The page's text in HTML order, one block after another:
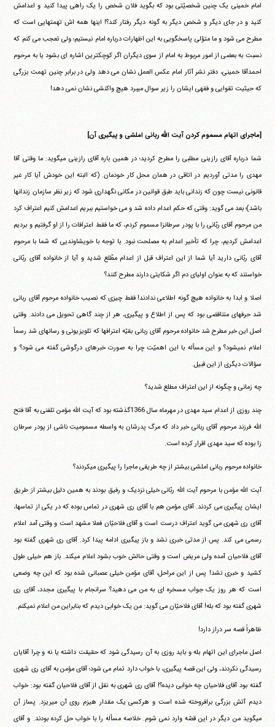
امام خمینی یک چنین شخصیّتی بود که بگوید فلان شخص را یک راهی پیدا کنید و اعدامش
کنید و در جای دیگر و شخص دیگر به گونه دیگر رفتار کند؟! اینها همه اش تهمتهایی است که
مطرح می شود و ما متوّلی پاسخگویی به این اظهارات درباره امام نیستیم؛ ولی تعجب می کنم که
نسبت به بعضی از امور مربوط به امام از سوی دیگران اگر کوچکترین اشاره ای بشود یا به مرحوم
احمدآقا خمینی، دفتر نشر آثار امام عکس العمل نشان می دهد ولی در برابر چنین تهمت بزرگی
که حیثیت تقوایی و فقهی ایشان را زیر سوال میبرد هیچ واکنشی نشان نمی دهد!
[ماجرای اتهام مسموم کردن آیت الله ربانی املشی و پیگیری آن]
شما درباره آقای رازینی مطلبی را مطرح کردید؛ در همین باره آقای رازینی میگوید: ما وقتی آقا
مهدی را مدتی آوردیم در اتاقی در همان محل کار خودمان. (که البته این خودش آیا کار غیر
قانونی نیست چون که زندانی باید طبق قوانین در مکانی نگهداری شود که زیر نظر سازمان زندانها
باشد)؛ بعد می گوید: وقتی که حکم اعدام داده شد و می خواستیم ببریم اعدامش کنیم اعتراف کرد
من مرحوم آقای ربّانی را با پودر سرطانزا مسموم کردم، که ما فقط اعترافات را از او گرفتیم و بردیم
اعدامش کردیم، چرا که تأخیر اعدام به مصلحت نبود. با توجه با خویشاوندیی که شما با مرحوم
آقای ربّانی دارید آیا شما از این اعتراف قبل از اعدام مطّلع شدید و آیا از خانواده آقای ربّانی
خواستند که به عنوان اولیای دم اگر شکایتی دارند مطرح کنند؟
اصلا و ابدا به خانواده هیچ گونه اطلاعی ندادند! فقط چیزی که نصیب خانواده مرحوم آقای ربانی
شد حرفهای متناقضی بود که پس از اطلاع و پیگیری، هر از چند گاهی تحویل می دادند. وقتی
اصل این خبر مطرح شد خانواده مرحوم آقای ربانی بقیّه اعترافها که تلویزیونی و رسانهای شد رسماً
اعلام نمیشود؟ و این مسأله با این اهمیّت چرا به صورت خبرهای درگوشی گفته می شود؟ و
سؤالات دیگری از این قبیل.
چه زمانی و چگونه از این اعتراف مطلع شدید؟
چند روزی از اعدام سید مهدی در مهرماه سال 1366گذشته بود که آیت الله مؤمن تلفنی به آقا فتح
الله فرزند مرحوم آقای ربانی خبر داد که مرگ پدرشان به واسطه مسمومیت ناشی از پودر سرطان
زا بوده که سید مهدی اقرار کرده است.
خانواده مرحوم ربانی املشی بیشتر از چه طریقی ماجرا را پیگیری میکردند؟
آیت الله مؤمن با مرحوم آیت الله ربّانی خیلی نزدیک و رفیق بودند به همین دلیل بیشتر از طریق
ایشان پیگیری می کردند. آقای مؤمن هم با آقای ری شهری در تماس بوده که در یکی از تماسها،
آقای ری شهری می گوید اعتراف درست است و آقای فلاحیّان فعلا مشهد است و وقتی آمد اعلام
رسمی می کند. پس از مدتی خبری نشد و باز پیگیری ادامه پیدا کرد. آقای ری شهری گفته بود
آقای فلاحیان آمده ولی مریض است و وقتی حالش خوب بشود اعلام میکند. باز هم خیلی طول
کشید و خبری نشد! پس از این مراحل، آقای مؤمن خیلی عصبانی شده بود که این چه وضعی
است که هر روز یک جواب مسخره ای به من می دهید؟ سرانجام با پیگیری مجدد، آقای ری
شهری گفته بود که بله! آقای فلاحیّان می گوید: من یک خوابی دیدم که بنابراین من اعلام نمیکنم.
ظاهراً قصه سر دراز دارد!
اصل ماجرای این اتهام بله و باید روزی به آن رسیدگی شود که حقیقت داشته یا نه و چرا آقایان
رسیدگی نکردند، ولی این قصه پیگیری، با خواب دارد تمام می شود؛ آقای مؤمن به آقای ری شهری
گفته بود آقای فلاحیان چه خوابی دیده؟! آقای ری شهری به نقل از آقای فلاحیان گفته بود: خواب
دیدم آتش بزرگی برافروخته شده است و هرکسی یک مقدار هیزم روی آن میریزد. پساز آن
میگوید من دیگر در این قصّه وارد نمی شوم. خلاصه مسأله را با خواب حل کرده بودند. و آقای